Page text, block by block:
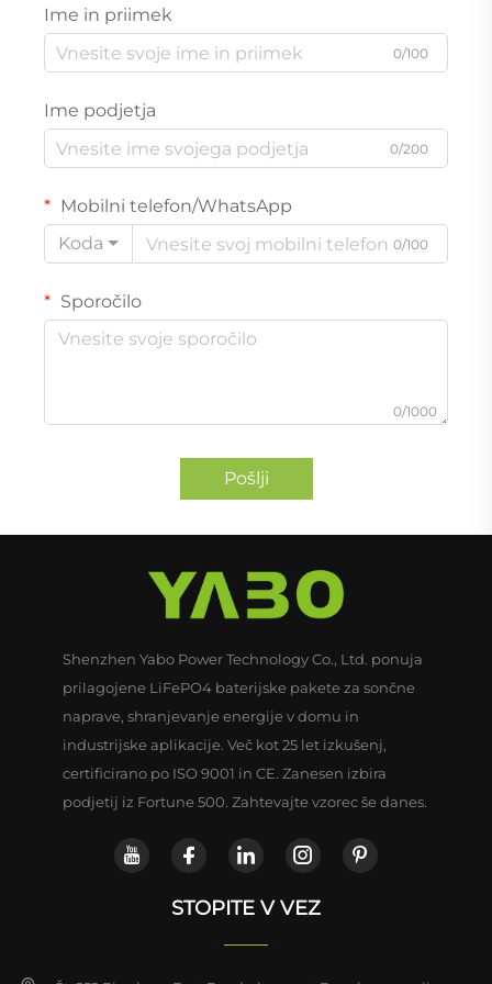
Ime in priimek
0/100
Ime podjetja
0/200
Mobilni telefon/WhatsApp
Koda
0/100
Sporočilo
0/1000
Pošlji
Shenzhen Yabo Power Technology Co., Ltd. ponuja
prilagojene LiFePO4 baterijske pakete za sončne
naprave, shranjevanje energije v domu in
industrijske aplikacije. Več kot 25 let izkušenj,
certificirano po ISO 9001 in CE. Zanesen izbira
podjetij iz Fortune 500. Zahtevajte vzorec še danes.
STOPITE V VEZ